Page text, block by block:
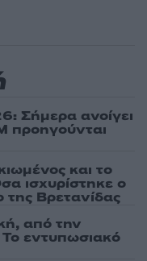
Σήμερα ανοίγει
και το
ισχυρίστηκε ο
Βρετανίδας
από την
εντυπωσιακό